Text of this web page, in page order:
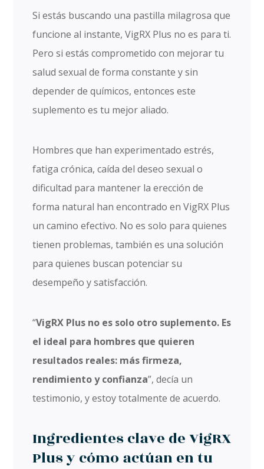
Si estás buscando una pastilla milagrosa que
funcione al instante, VigRX Plus no es para ti.
Pero si estás comprometido con mejorar tu
salud sexual de forma constante y sin
depender de químicos, entonces este
suplemento es tu mejor aliado.
Hombres que han experimentado estrés,
fatiga crónica, caída del deseo sexual o
dificultad para mantener la erección de
forma natural han encontrado en VigRX Plus
un camino efectivo. No es solo para quienes
tienen problemas, también es una solución
para quienes buscan potenciar su
desempeño y satisfacción.
“VigRX Plus no es solo otro suplemento. Es
el ideal para hombres que quieren
resultados reales: más firmeza,
rendimiento y confianza”, decía un
testimonio, y estoy totalmente de acuerdo.
Ingredientes clave de VigRX
Plus y cómo actúan en tu